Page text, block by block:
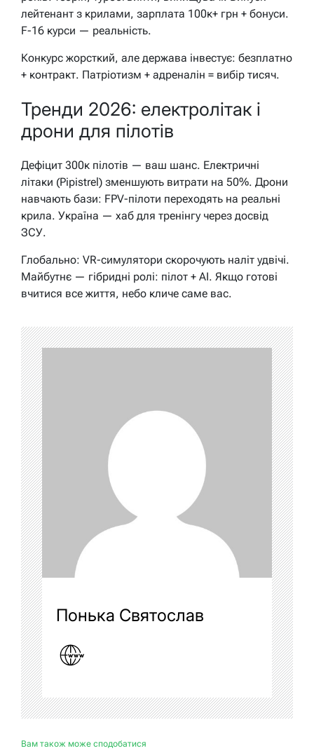
лейтенант з крилами, зарплата 100к+ грн + бонуси.
F-16 курси — реальність.
Конкурс жорсткий, але держава інвестує: безплатно
+ контракт. Патріотизм + адреналін = вибір тисяч.
Тренди 2026: електролітак і
дрони для пілотів
Дефіцит 300к пілотів — ваш шанс. Електричні
літаки (Pipistrel) зменшують витрати на 50%. Дрони
навчають бази: FPV-пілоти переходять на реальні
крила. Україна — хаб для тренінгу через досвід
ЗСУ.
Глобально: VR-симулятори скорочують наліт удвічі.
Майбутнє — гібридні ролі: пілот + AI. Якщо готові
вчитися все життя, небо кличе саме вас.
Понька Святослав
Вам також може сподобатися